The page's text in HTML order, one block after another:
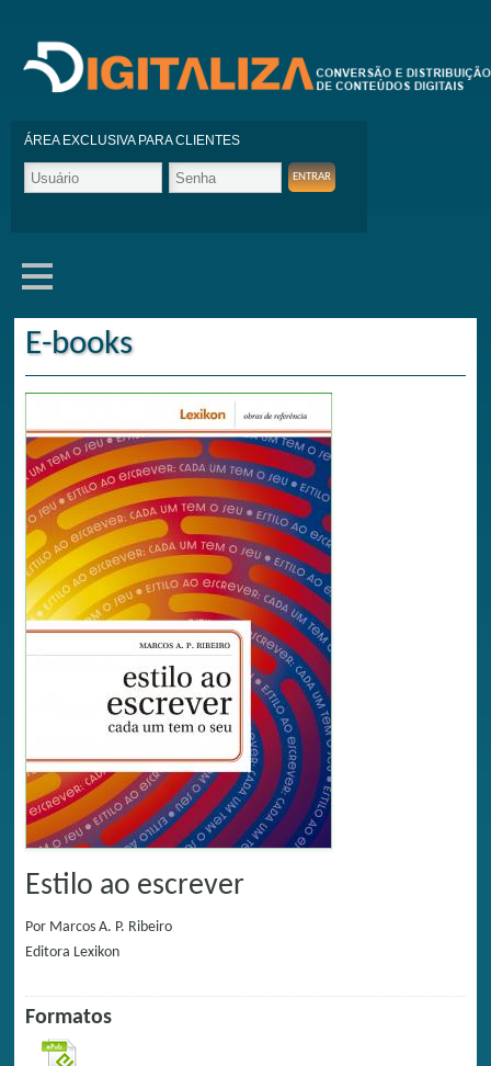
ÁREA EXCLUSIVA PARA CLIENTES
E-books
Estilo ao escrever
Por Marcos A. P. Ribeiro
Editora Lexikon
Formatos